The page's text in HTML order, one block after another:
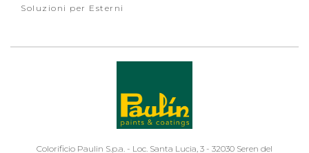
Soluzioni per Esterni
Colorificio Paulin S.p.a. - Loc. Santa Lucia, 3 - 32030 Seren del